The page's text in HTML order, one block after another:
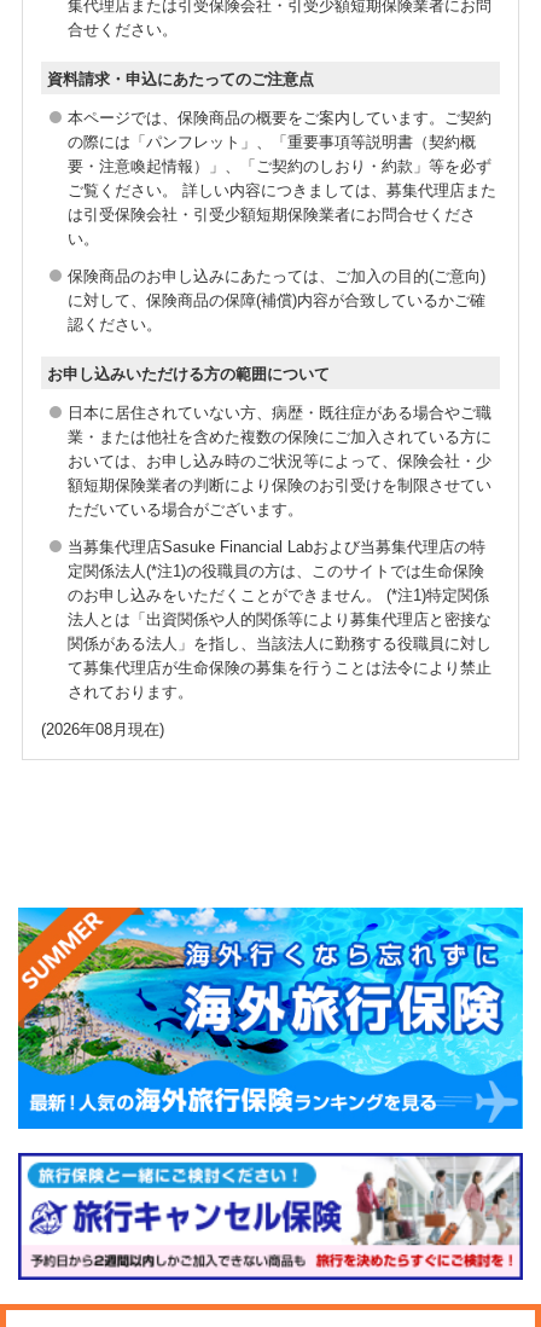
払われます。
集代理店または引受保険会社・引受少額短期保険業者にお問
合せください。
資料請求・申込にあたってのご注意点
本ページでは、保険商品の概要をご案内しています。ご契約
の際には「パンフレット」、「重要事項等説明書（契約概
要・注意喚起情報）」、「ご契約のしおり・約款」等を必ず
ご覧ください。 詳しい内容につきましては、募集代理店また
は引受保険会社・引受少額短期保険業者にお問合せくださ
い。
保険商品のお申し込みにあたっては、ご加入の目的(ご意向)
に対して、保険商品の保障(補償)内容が合致しているかご確
認ください。
お申し込みいただける方の範囲について
日本に居住されていない方、病歴・既往症がある場合やご職
業・または他社を含めた複数の保険にご加入されている方に
おいては、お申し込み時のご状況等によって、保険会社・少
額短期保険業者の判断により保険のお引受けを制限させてい
ただいている場合がございます。
当募集代理店Sasuke Financial Labおよび当募集代理店の特
定関係法人(*注1)の役職員の方は、このサイトでは生命保険
のお申し込みをいただくことができません。 (*注1)特定関係
法人とは「出資関係や人的関係等により募集代理店と密接な
関係がある法人」を指し、当該法人に勤務する役職員に対し
て募集代理店が生命保険の募集を行うことは法令により禁止
されております。
(2026年08月現在)